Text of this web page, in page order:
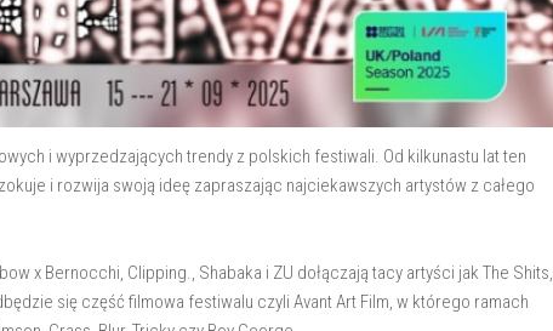
i wyprzedzających trendy z polskich festiwali. Od kilkunastu lat ten
i rozwija swoją ideę zapraszając najciekawszych artystów z całego
x Bernocchi, Clipping., Shabaka i ZU dołączają tacy artyści jak The Shits,
się część filmowa festiwalu czyli Avant Art Film, w którego ramach